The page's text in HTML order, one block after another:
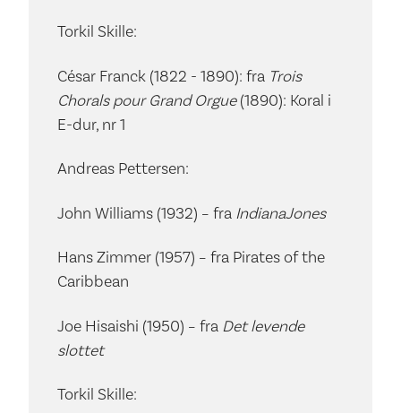
Torkil Skille:
César Franck (1822 - 1890): fra Trois
Chorals pour Grand Orgue(1890): Koral i
E-dur, nr 1
Andreas Pettersen:
John Williams (1932) – fra IndianaJones
Hans Zimmer (1957) – fra Pirates of the
Caribbean
Joe Hisaishi (1950) – fra Det levende
slottet
Torkil Skille: